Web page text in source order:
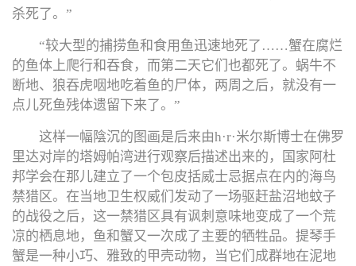
杀死了。”
“较大型的捕捞鱼和食用鱼迅速地死了……蟹在腐烂
的鱼体上爬行和吞食，而第二天它们也都死了。蜗牛不
断地、狼吞虎咽地吃着鱼的尸体，两周之后，就没有一
点儿死鱼残体遗留下来了。”
这样一幅陰沉的图画是后来由h·r·米尔斯博士在佛罗
里达对岸的塔姆帕湾进行观察后描述出来的，国家阿杜
邦学会在那儿建立了一个包皮括威士忌据点在内的海鸟
禁猎区。在当地卫生权威们发动了一场驱赶盐沼地蚊子
的战役之后，这一禁猎区具有讽刺意味地变成了一个荒
凉的栖息地，鱼和蟹又一次成了主要的牺牲品。提琴手
蟹是一种小巧、雅致的甲壳动物，当它们成群地在泥地